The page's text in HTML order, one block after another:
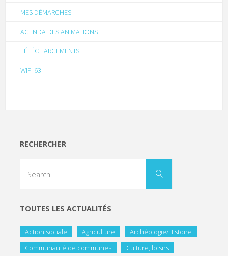
MES DÉMARCHES
AGENDA DES ANIMATIONS
TÉLÉCHARGEMENTS
WIFI 63
RECHERCHER
TOUTES LES ACTUALITÉS
Action sociale Agriculture
Archéologie/Histoire
Communauté de communes
Culture, loisirs